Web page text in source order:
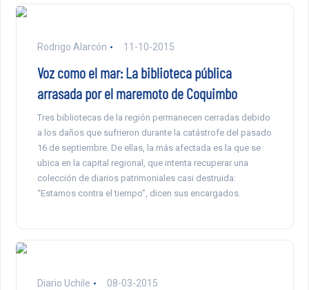
Rodrigo Alarcón 11-10-2015
Voz como el mar: La biblioteca pública
arrasada por el maremoto de Coquimbo
Tres bibliotecas de la región permanecen cerradas debido
a los daños que sufrieron durante la catástrofe del pasado
16 de septiembre. De ellas, la más afectada es la que se
ubica en la capital regional, que intenta recuperar una
colección de diarios patrimoniales casi destruida:
“Estamos contra el tiempo”, dicen sus encargados.
Diario Uchile 08-03-2015